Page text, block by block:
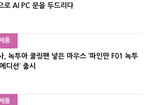
로 AI PC 문을 두드리다
품
, 녹투아 쿨링팬 넣은 마우스 ‘파인만 F01 녹투
디션’ 출시
품